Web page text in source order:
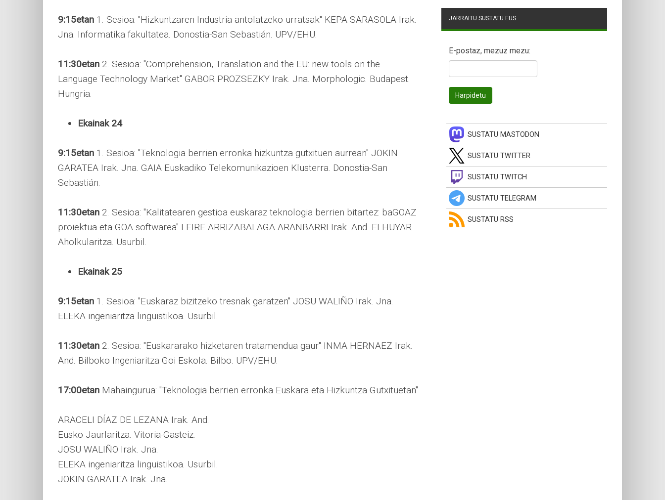
9:15etan 1. Sesioa: "Hizkuntzaren Industria antolatzeko urratsak" KEPA SARASOLA Irak.
Jna. Informatika fakultatea. Donostia-San Sebastián. UPV/EHU.
11:30etan 2. Sesioa: "Comprehension, Translation and the EU: new tools on the
Language Technology Market" GABOR PROZSEZKY Irak. Jna. Morphologic. Budapest.
Hungria.
Ekainak 24
9:15etan 1. Sesioa: "Teknologia berrien erronka hizkuntza gutxituen aurrean" JOKIN
GARATEA Irak. Jna. GAIA Euskadiko Telekomunikazioen Klusterra. Donostia-San
Sebastián.
11:30etan 2. Sesioa: "Kalitatearen gestioa euskaraz teknologia berrien bitartez: baGOAZ
proiektua eta GOA softwarea" LEIRE ARRIZABALAGA ARANBARRI Irak. And. ELHUYAR
Aholkularitza. Usurbil.
Ekainak 25
9:15etan 1. Sesioa: "Euskaraz bizitzeko tresnak garatzen" JOSU WALIÑO Irak. Jna.
ELEKA ingeniaritza linguistikoa. Usurbil.
11:30etan 2. Sesioa: "Euskararako hizketaren tratamendua gaur" INMA HERNAEZ Irak.
And. Bilboko Ingeniaritza Goi Eskola. Bilbo. UPV/EHU.
17:00etan Mahaingurua: "Teknologia berrien erronka Euskara eta Hizkuntza Gutxituetan"
ARACELI DÍAZ DE LEZANA Irak. And.
Eusko Jaurlaritza. Vitoria-Gasteiz.
JOSU WALIÑO Irak. Jna.
ELEKA ingeniaritza linguistikoa. Usurbil.
JOKIN GARATEA Irak. Jna.
JARRAITU SUSTATU.EUS
E-postaz, mezuz mezu:
SUSTATU MASTODON
SUSTATU TWITTER
SUSTATU TWITCH
SUSTATU TELEGRAM
SUSTATU RSS